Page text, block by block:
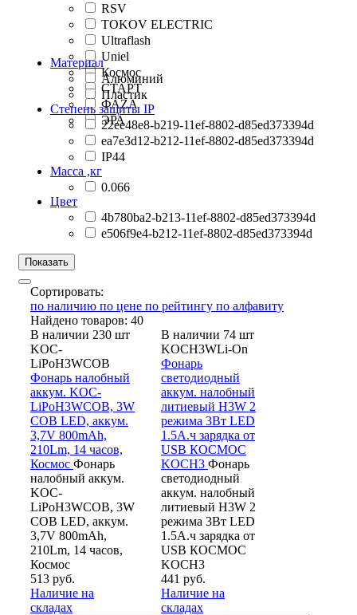
RSV
TOKOV ELECTRIC
Ultraflash
Uniel
Космос
СТАРТ
ФАZА
ЭРА
Материал
Алюминий
Пластик
Степень защиты IP
22ee48e8-b219-11ef-8802-d85ed373394d
ea7e3d12-b212-11ef-8802-d85ed373394d
IP44
Масса ,кг
0.066
Цвет
4b780ba2-b213-11ef-8802-d85ed373394d
e506f9e4-b212-11ef-8802-d85ed373394d
Сортировать:
по наличию по цене по рейтингу по алфавиту
Найдено товаров: 40
В наличии 230 шт
KOC-
LiPoH3WCOB
Фонарь налобный
аккум. KOC-
LiPoH3WCOB, 3W
COB LED, аккум.
3,7V 800mAh,
210Lm, 14 часов,
Космос Фонарь
налобный аккум.
KOC-
LiPoH3WCOB, 3W
COB LED, аккум.
3,7V 800mAh,
210Lm, 14 часов,
Космос
513 руб.
Наличие на
складах
В наличии 74 шт
KOCH3WLi-On
Фонарь
светодиодный
аккум. налобный
литиевый H3W 2
режима 3Вт LED
1.5А.ч зарядка от
USB КОСМОС
KOCH3 Фонарь
светодиодный
аккум. налобный
литиевый H3W 2
режима 3Вт LED
1.5А.ч зарядка от
USB КОСМОС
KOCH3
441 руб.
Наличие на
складах